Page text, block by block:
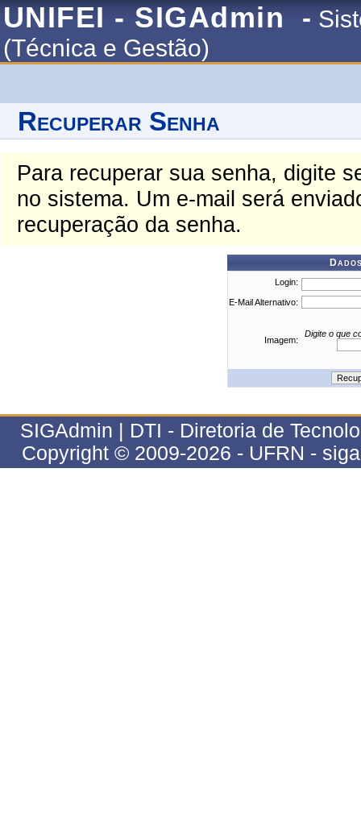
UNIFEI - SIGAdmin -
(Técnica e Gestão)
Recuperar Senha
Para recuperar sua senha, digite
no sistema. Um e-mail será
recuperação da senha.
Login:
E-Mail Alternativo:
Imagem:
Digite o que
SIGAdmin | DTI - Diretoria de
Copyright © 2009-2026 - UFRN -